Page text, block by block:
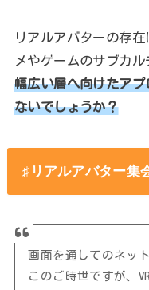
リアルアバターの存
メやゲームのサブカル
幅広い層へ向けたア
ないでしょうか？
♯リアルアバター集
画面を通してのネッ
このご時世ですが、